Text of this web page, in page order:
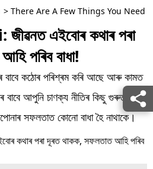
> There Are A Few Things You Need
এইবোৰ কথাৰ পৰা
পৰিব বাধা!
কঠোৰ পৰিশ্ৰম কৰি আছে আৰু কামত
বাবে আপুনি চাণক্য নীতিৰ কিছু গুৰুত্বপূৰ্ণ
সফলতাত কোনো বাধা হৈ নাথাকে।